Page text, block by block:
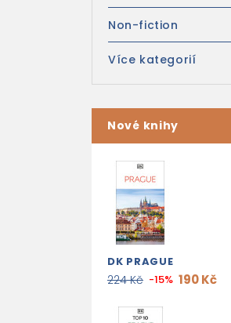
Non-fiction
Více kategorií
Nové knihy
DK PRAGUE
224 Kč -15% 190 Kč